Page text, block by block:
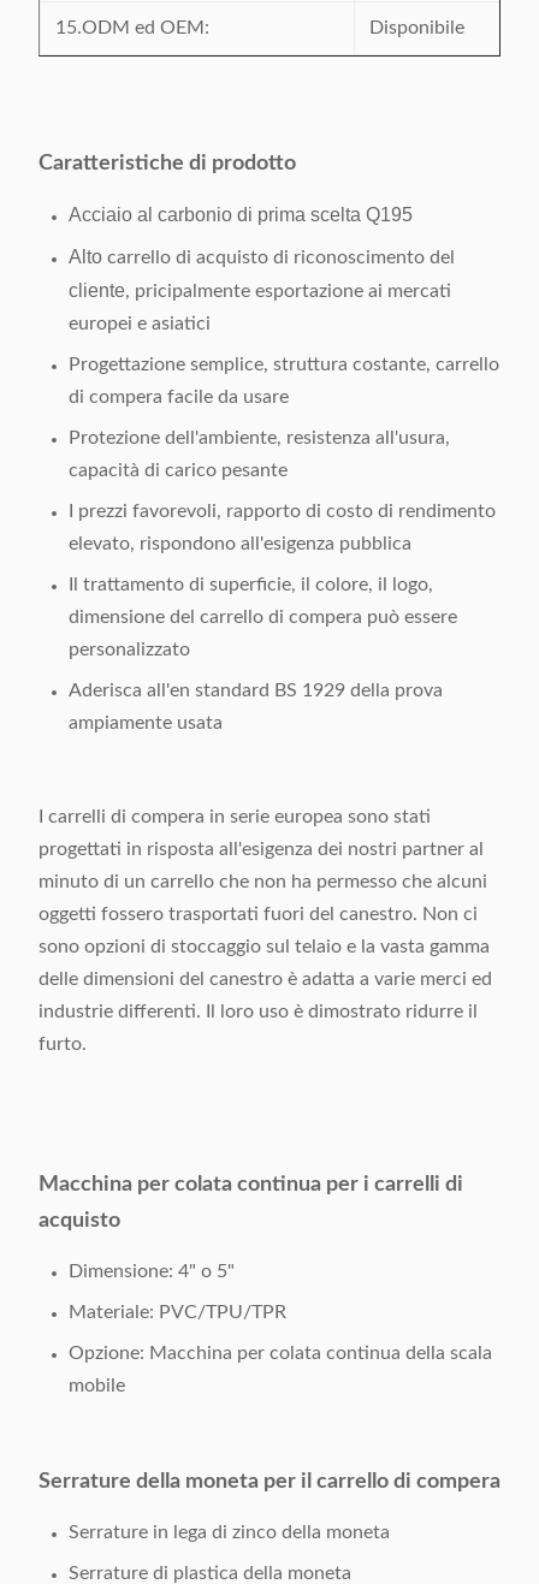
15.ODM ed OEM: Disponibile
Caratteristiche di prodotto
Acciaio al carbonio di prima scelta Q195
Alto carrello di acquisto di riconoscimento del
cliente, pricipalmente esportazione ai mercati
europei e asiatici
Progettazione semplice, struttura costante, carrello
di compera facile da usare
Protezione dell'ambiente, resistenza all'usura,
capacità di carico pesante
I prezzi favorevoli, rapporto di costo di rendimento
elevato, rispondono all'esigenza pubblica
Il trattamento di superficie, il colore, il logo,
dimensione del carrello di compera può essere
personalizzato
Aderisca all'en standard BS 1929 della prova
ampiamente usata
I carrelli di compera in serie europea sono stati
progettati in risposta all'esigenza dei nostri partner al
minuto di un carrello che non ha permesso che alcuni
oggetti fossero trasportati fuori del canestro. Non ci
sono opzioni di stoccaggio sul telaio e la vasta gamma
delle dimensioni del canestro è adatta a varie merci ed
industrie differenti. Il loro uso è dimostrato ridurre il
furto.
Macchina per colata continua per i carrelli di
acquisto
Dimensione: 4" o 5"
Materiale: PVC/TPU/TPR
Opzione: Macchina per colata continua della scala
mobile
Serrature della moneta per il carrello di compera
Serrature in lega di zinco della moneta
Serrature di plastica della moneta